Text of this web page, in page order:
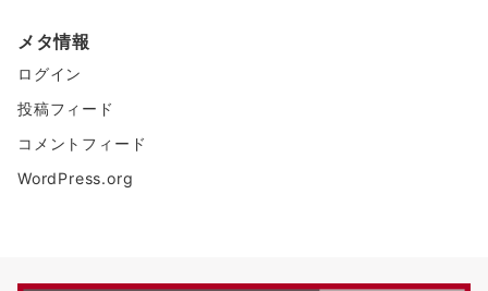
メタ情報
ログイン
投稿フィード
コメントフィード
WordPress.org